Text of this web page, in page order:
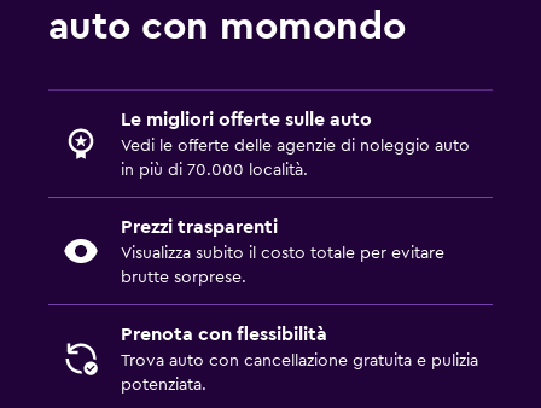
auto con momondo
Le migliori offerte sulle auto
Vedi le offerte delle agenzie di noleggio auto
in più di 70.000 località.
Prezzi trasparenti
Visualizza subito il costo totale per evitare
brutte sorprese.
Prenota con flessibilità
Trova auto con cancellazione gratuita e pulizia
potenziata.